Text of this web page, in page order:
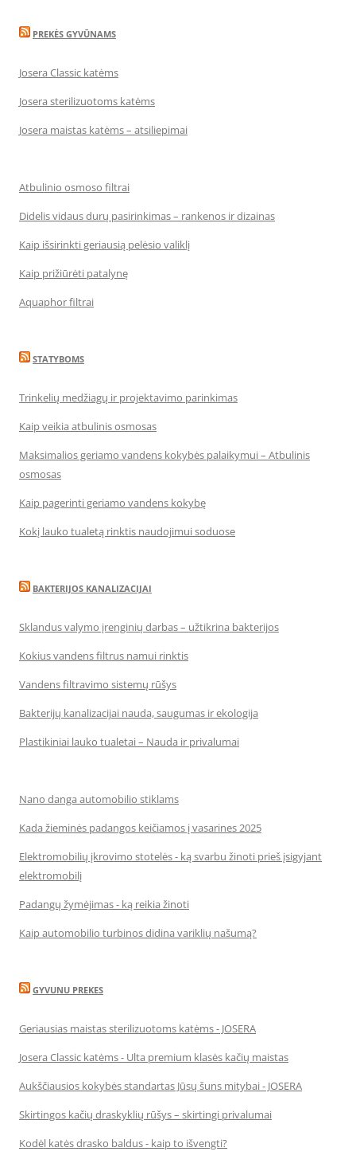
PREKĖS GYVŪNAMS
Josera Classic katėms
Josera sterilizuotoms katėms
Josera maistas katėms – atsiliepimai
Atbulinio osmoso filtrai
Didelis vidaus durų pasirinkimas – rankenos ir dizainas
Kaip išsirinkti geriausią pelėsio valiklį
Kaip prižiūrėti patalynę
Aquaphor filtrai
STATYBOMS
Trinkelių medžiagų ir projektavimo parinkimas
Kaip veikia atbulinis osmosas
Maksimalios geriamo vandens kokybės palaikymui – Atbulinis
osmosas
Kaip pagerinti geriamo vandens kokybę
Kokį lauko tualetą rinktis naudojimui soduose
BAKTERIJOS KANALIZACIJAI
Sklandus valymo įrenginių darbas – užtikrina bakterijos
Kokius vandens filtrus namui rinktis
Vandens filtravimo sistemų rūšys
Bakterijų kanalizacijai nauda, saugumas ir ekologija
Plastikiniai lauko tualetai – Nauda ir privalumai
Nano danga automobilio stiklams
Kada žieminės padangos keičiamos į vasarines 2025
Elektromobilių įkrovimo stotelės - ką svarbu žinoti prieš įsigyjant
elektromobilį
Padangų žymėjimas - ką reikia žinoti
Kaip automobilio turbinos didina variklių našumą?
GYVUNU PREKES
Geriausias maistas sterilizuotoms katėms - JOSERA
Josera Classic katėms - Ulta premium klasės kačių maistas
Aukščiausios kokybės standartas Jūsų šuns mitybai - JOSERA
Skirtingos kačių draskyklių rūšys – skirtingi privalumai
Kodėl katės drasko baldus - kaip to išvengti?